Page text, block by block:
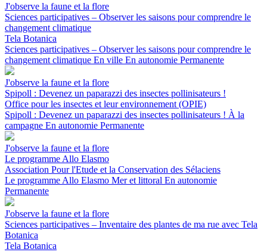
J'observe la faune et la flore
Sciences participatives – Observer les saisons pour comprendre le
changement climatique
Tela Botanica
Sciences participatives – Observer les saisons pour comprendre le
changement climatique En ville En autonomie Permanente
J'observe la faune et la flore
Spipoll : Devenez un paparazzi des insectes pollinisateurs !
Office pour les insectes et leur environnement (OPIE)
Spipoll : Devenez un paparazzi des insectes pollinisateurs ! À la
campagne En autonomie Permanente
J'observe la faune et la flore
Le programme Allo Elasmo
Association Pour l'Etude et la Conservation des Sélaciens
Le programme Allo Elasmo Mer et littoral En autonomie
Permanente
J'observe la faune et la flore
Sciences participatives – Inventaire des plantes de ma rue avec Tela
Botanica
Tela Botanica